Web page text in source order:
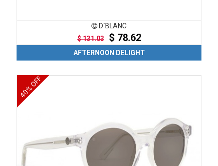
D´BLANC
$ 131.03$ 78.62
AFTERNOON DELIGHT
40% OFF